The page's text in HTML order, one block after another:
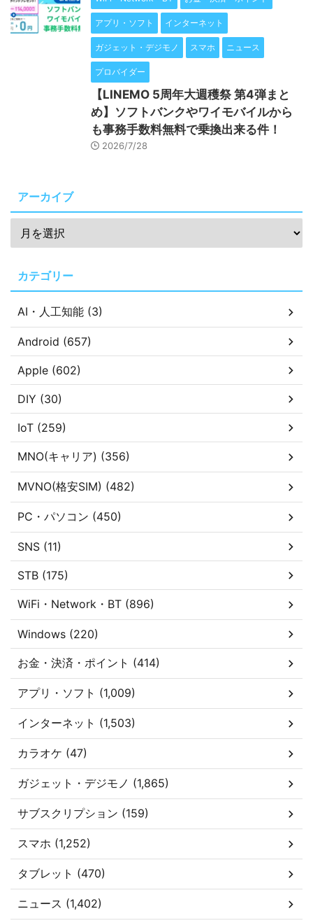
アプリ・ソフト インターネット
ガジェット・デジモノ スマホ ニュース
プロバイダー
【LINEMO 5周年大週穫祭 第4弾まと
め】ソフトバンクやワイモバイルから
も事務手数料無料で乗換出来る件！
2026/7/28
アーカイブ
カテゴリー
AI・人工知能 (3)
Android (657)
Apple (602)
DIY (30)
IoT (259)
MNO(キャリア) (356)
MVNO(格安SIM) (482)
PC・パソコン (450)
SNS (11)
STB (175)
WiFi・Network・BT (896)
Windows (220)
お金・決済・ポイント (414)
アプリ・ソフト (1,009)
インターネット (1,503)
カラオケ (47)
ガジェット・デジモノ (1,865)
サブスクリプション (159)
スマホ (1,252)
タブレット (470)
ニュース (1,402)